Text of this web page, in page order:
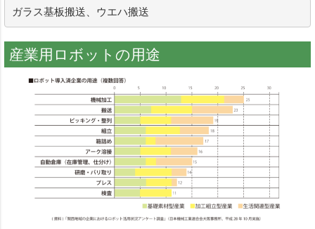
ガラス基板搬送、ウエハ搬送
産業用ロボットの用途